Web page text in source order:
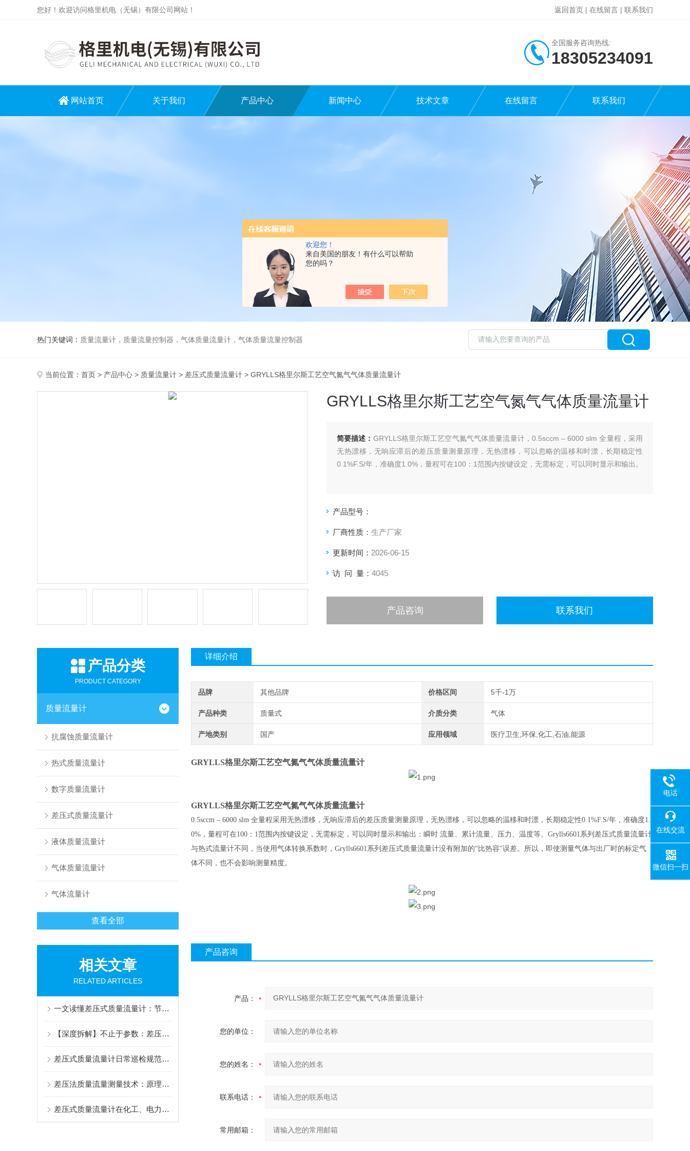
欢迎您！
来自美国的朋友！有什么可以帮助
您的吗？
您好！欢迎访问格里机电（无锡）有限公司网站！ 返回首页 | 在线留言 | 联系我们
全国服务咨询热线:
18305234091
网站首页 关于我们 产品中心 新闻中心 技术文章 在线留言 联系我们
热门关键词： 质量流量计，质量流量控制器，气体质量流量计，气体质量流量控制器
当前位置： 首页 > 产品中心 > 质量流量计 > 差压式质量流量计 > GRYLLS格里尔斯工艺空气氮气气体质量流量计
GRYLLS格里尔斯工艺空气氮气气体质量流量计
简要描述： GRYLLS格里尔斯工艺空气氮气气体质量流量计，0.5sccm – 6000 slm 全量程，采用
无热漂移，无响应滞后的差压质量测量原理，无热漂移，可以忽略的温移和时漂，长期稳定性
0.1%F.S/年，准确度1.0%，量程可在100：1范围内按键设定，无需标定，可以同时显示和输出。
产品型号：
厂商性质： 生产厂家
更新时间： 2026-06-15
访 问 量： 4045
产品咨询 联系我们
详细介绍
品牌 其他品牌 价格区间 5千-1万
产品种类 质量式 介质分类 气体
产地类别 国产 应用领域 医疗卫生,环保,化工,石油,能源
GRYLLS格里尔斯工艺空气氮气气体质量流量计
GRYLLS格里尔斯工艺空气氮气气体质量流量计
0.5sccm – 6000 slm 全量程采用无热漂移，无响应滞后的差压质量测量原理，无热漂移，可以忽略的温移和时漂，长期稳定性0.1%F.S/年，准确度1.
0%，量程可在100：1范围内按键设定，无需标定，可以同时显示和输出：瞬时 流量、累计流量、压力、温度等。Grylls6601系列差压式质量流量计
与热式流量计不同，当使用气体转换系数时，Grylls6601系列差压式质量流量计没有附加的“比热容"误差。所以，即使测量气体与出厂时的标定气
体不同，也不会影响测量精度。
产品咨询
产品：
您的单位：
您的姓名：
联系电话：
常用邮箱：
产品分类
PRODUCT CATEGORY
质量流量计
抗腐蚀质量流量计
热式质量流量计
数字质量流量计
差压式质量流量计
液体质量流量计
气体质量流量计
气体流量计
查看全部
相关文章
RELATED ARTICLES
一文读懂差压式质量流量计：节流取压、温压补偿完整工作原理
【深度拆解】不止于参数：差压式质量流量计核心技术路线对比，兼谈国产厂商的突围与选择
差压式质量流量计日常巡检规范、除尘排污与长效维护要点
差压法质量流量测量技术：原理、结构与应用
差压式质量流量计在化工、电力、冶金领域的关键应用
电话
在线交流
微信扫一扫